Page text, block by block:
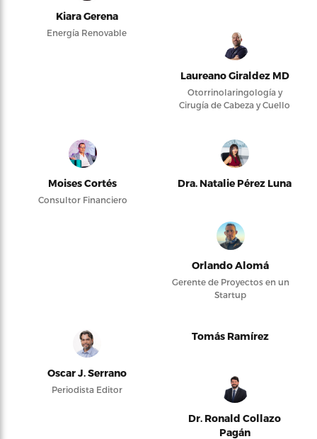
Kiara Gerena
Energía Renovable
Laureano Giraldez MD
Otorrinolaringología y
Cirugía de Cabeza y Cuello
Moises Cortés
Consultor Financiero
Dra. Natalie Pérez Luna
Orlando Alomá
Gerente de Proyectos en un
Startup
Oscar J. Serrano
Periodista Editor
Tomás Ramírez
Dr. Ronald Collazo
Pagán